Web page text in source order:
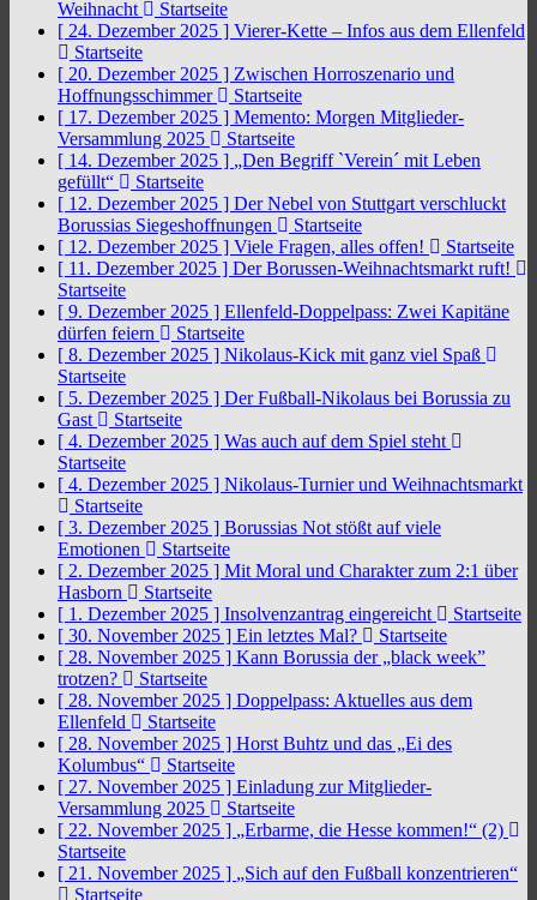
Weihnacht
Startseite
[ 24. Dezember 2025 ] Vierer-Kette – Infos aus dem Ellenfeld
Startseite
[ 20. Dezember 2025 ] Zwischen Horroszenario und
Hoffnungsschimmer
Startseite
[ 17. Dezember 2025 ] Memento: Morgen Mitglieder-
Versammlung 2025
Startseite
[ 14. Dezember 2025 ] „Den Begriff `Verein´ mit Leben
gefüllt“
Startseite
[ 12. Dezember 2025 ] Der Nebel von Stuttgart verschluckt
Borussias Siegeshoffnungen
Startseite
[ 12. Dezember 2025 ] Viele Fragen, alles offen!
Startseite
[ 11. Dezember 2025 ] Der Borussen-Weihnachtsmarkt ruft!
Startseite
[ 9. Dezember 2025 ] Ellenfeld-Doppelpass: Zwei Kapitäne
dürfen feiern
Startseite
[ 8. Dezember 2025 ] Nikolaus-Kick mit ganz viel Spaß
Startseite
[ 5. Dezember 2025 ] Der Fußball-Nikolaus bei Borussia zu
Gast
Startseite
[ 4. Dezember 2025 ] Was auch auf dem Spiel steht
Startseite
[ 4. Dezember 2025 ] Nikolaus-Turnier und Weihnachtsmarkt
Startseite
[ 3. Dezember 2025 ] Borussias Not stößt auf viele
Emotionen
Startseite
[ 2. Dezember 2025 ] Mit Moral und Charakter zum 2:1 über
Hasborn
Startseite
[ 1. Dezember 2025 ] Insolvenzantrag eingereicht
Startseite
[ 30. November 2025 ] Ein letztes Mal?
Startseite
[ 28. November 2025 ] Kann Borussia der „black week”
trotzen?
Startseite
[ 28. November 2025 ] Doppelpass: Aktuelles aus dem
Ellenfeld
Startseite
[ 28. November 2025 ] Horst Buhtz und das „Ei des
Kolumbus“
Startseite
[ 27. November 2025 ] Einladung zur Mitglieder-
Versammlung 2025
Startseite
[ 22. November 2025 ] „Erbarme, die Hesse kommen!“ (2)
Startseite
[ 21. November 2025 ] „Sich auf den Fußball konzentrieren“
Startseite